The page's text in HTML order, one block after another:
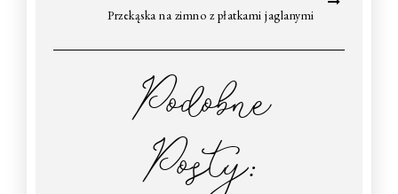
Przekąska na zimno z płatkami jaglanymi
Podobne
Posty: